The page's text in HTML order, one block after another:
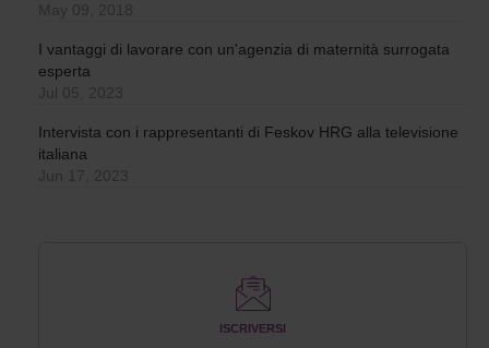
May 09, 2018
I vantaggi di lavorare con un'agenzia di maternità surrogata
esperta
Jul 05, 2023
Intervista con i rappresentanti di Feskov HRG alla televisione
italiana
Jun 17, 2023
ISCRIVERSI